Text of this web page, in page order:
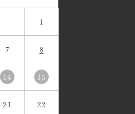
1
7 8
14 15
21 22